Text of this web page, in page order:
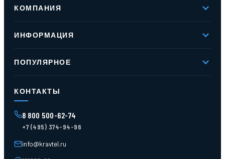
КОМПАНИЯ
Реквизиты
Контакты
ИНФОРМАЦИЯ
Доставка и оплата
ПОПУЛЯРНОЕ
Контейнеры для отходов
Поддоны
Ящики пластиковые
Тара пласт. и металл.
Тележки для склада
КОНТАКТЫ
8 800 500-62-74
+7 (495) 374-94-96
info@kravtel.ru